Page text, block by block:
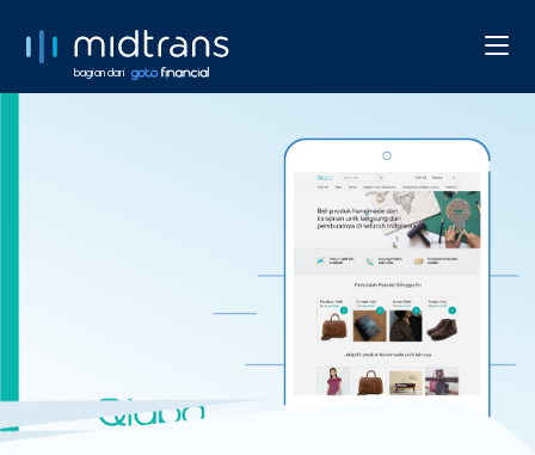
bagian dari